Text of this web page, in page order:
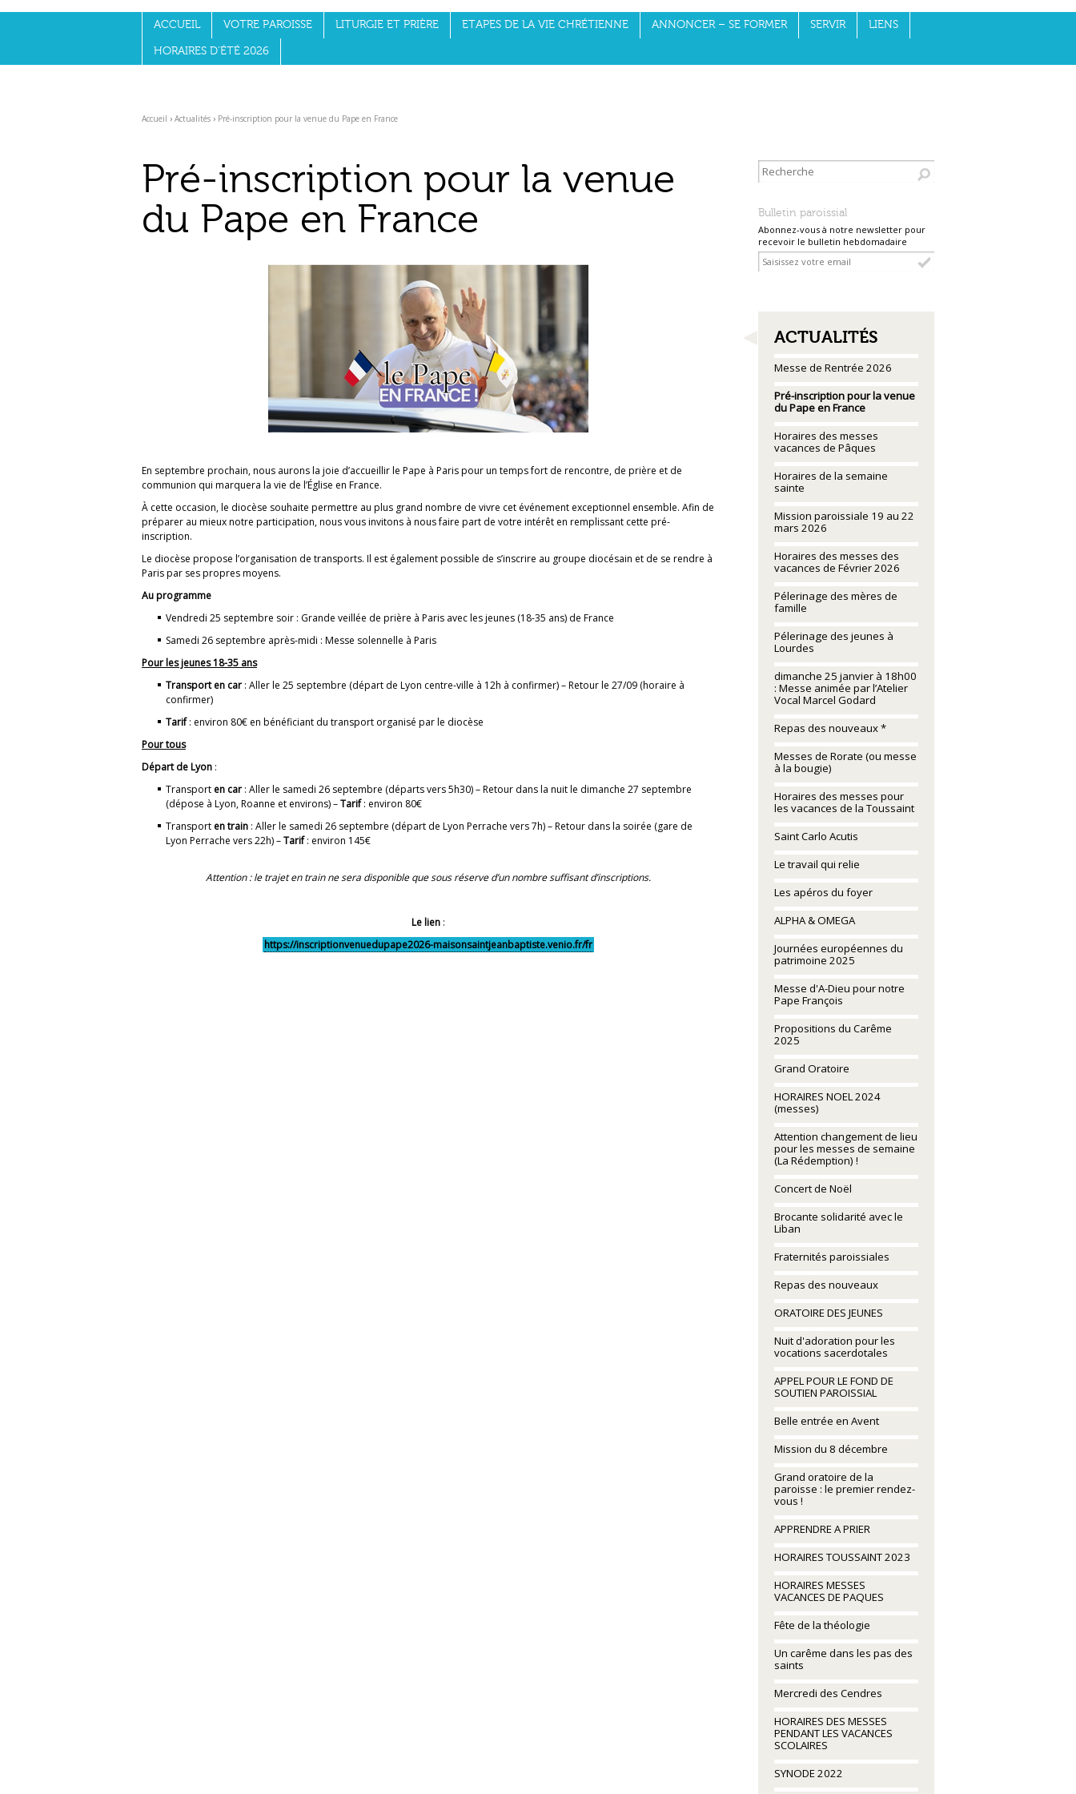
contenu.
Aller
ACCUEIL VOTRE PAROISSE LITURGIE ET PRIÈRE ETAPES DE LA VIE CHRÉTIENNE ANNONCER – SE FORMER SERVIR LIENS
HORAIRES D'ÉTÉ 2026
Accueil › Actualités › Pré-inscription pour la venue du Pape en France
Bulletin paroissial
Abonnez-vous à notre newsletter pour
recevoir le bulletin hebdomadaire
NAVIGATION
ACTUALITÉS
Messe de Rentrée 2026
Pré-inscription pour la venue
du Pape en France
Horaires des messes
vacances de Pâques
Horaires de la semaine
sainte
Mission paroissiale 19 au 22
mars 2026
Horaires des messes des
vacances de Février 2026
Pélerinage des mères de
famille
Pélerinage des jeunes à
Lourdes
dimanche 25 janvier à 18h00
: Messe animée par l’Atelier
Vocal Marcel Godard
Repas des nouveaux *
Messes de Rorate (ou messe
à la bougie)
Horaires des messes pour
les vacances de la Toussaint
Saint Carlo Acutis
Le travail qui relie
Les apéros du foyer
ALPHA & OMEGA
Journées européennes du
patrimoine 2025
Messe d'A-Dieu pour notre
Pape François
Propositions du Carême
2025
Grand Oratoire
HORAIRES NOEL 2024
(messes)
Attention changement de lieu
pour les messes de semaine
(La Rédemption) !
Concert de Noël
Brocante solidarité avec le
Liban
Fraternités paroissiales
Repas des nouveaux
ORATOIRE DES JEUNES
Nuit d'adoration pour les
vocations sacerdotales
APPEL POUR LE FOND DE
SOUTIEN PAROISSIAL
Belle entrée en Avent
Mission du 8 décembre
Grand oratoire de la
paroisse : le premier rendez-
vous !
APPRENDRE A PRIER
HORAIRES TOUSSAINT 2023
HORAIRES MESSES
VACANCES DE PAQUES
Fête de la théologie
Un carême dans les pas des
saints
Mercredi des Cendres
HORAIRES DES MESSES
PENDANT LES VACANCES
SCOLAIRES
SYNODE 2022
Pré-inscription pour la venue
du Pape en France
En septembre prochain, nous aurons la joie d’accueillir le Pape à Paris pour un temps fort de rencontre, de prière et de
communion qui marquera la vie de l’Église en France.
À cette occasion, le diocèse souhaite permettre au plus grand nombre de vivre cet événement exceptionnel ensemble. Afin de
préparer au mieux notre participation, nous vous invitons à nous faire part de votre intérêt en remplissant cette pré-
inscription.
Le diocèse propose l’organisation de transports. Il est également possible de s’inscrire au groupe diocésain et de se rendre à
Paris par ses propres moyens.
Au programme
Vendredi 25 septembre soir : Grande veillée de prière à Paris avec les jeunes (18-35 ans) de France
Samedi 26 septembre après-midi : Messe solennelle à Paris
Pour les jeunes 18-35 ans
Transport en car : Aller le 25 septembre (départ de Lyon centre-ville à 12h à confirmer) – Retour le 27/09 (horaire à
confirmer)
Tarif: environ 80€ en bénéficiant du transport organisé par le diocèse
Pour tous
Départ de Lyon :
Transport en car : Aller le samedi 26 septembre (départs vers 5h30) – Retour dans la nuit le dimanche 27 septembre
(dépose à Lyon, Roanne et environs) –Tarif: environ 80€
Transport entrain : Aller le samedi 26 septembre (départ de Lyon Perrache vers 7h) – Retour dans la soirée (gare de
Lyon Perrache vers 22h) –Tarif: environ 145€
Attention : le trajet en train ne sera disponible que sous réserve d’un nombre suffisant d’inscriptions.
Le lien:
https://inscriptionvenuedupape2026-maisonsaintjeanbaptiste.venio.fr/fr